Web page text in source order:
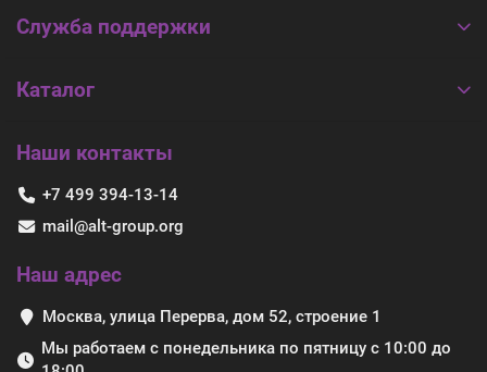
Служба поддержки
Каталог
Наши контакты
+7 499 394-13-14
mail@alt-group.org
Наш адрес
Москва, улица Перерва, дом 52, строение 1
Мы работаем с понедельника по пятницу с 10:00 до